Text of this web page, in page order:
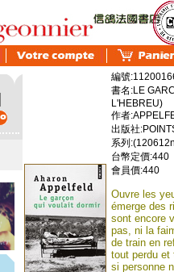
編號
書名:LE
L'HEBREU)
作者
出版社
系列
台幣定價:440
會員價:440
Ouvre les
émerge des
sont encore
pas, ni la
de train en
tout perdu et
si personne